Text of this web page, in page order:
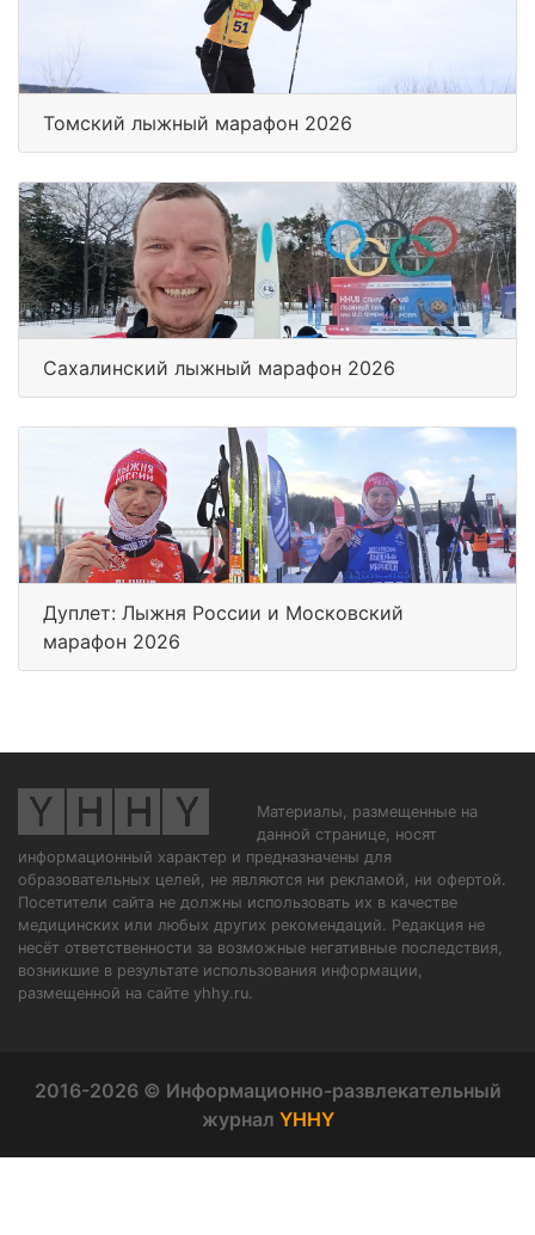
Томский лыжный марафон 2026
Сахалинский лыжный марафон 2026
Дуплет: Лыжня России и Московский
марафон 2026
Материалы, размещенные на
данной странице, носят
информационный характер и предназначены для
образовательных целей, не являются ни рекламой, ни офертой.
Посетители сайта не должны использовать их в качестве
медицинских или любых других рекомендаций. Редакция не
несёт ответственности за возможные негативные последствия,
возникшие в результате использования информации,
размещенной на сайте yhhy.ru.
2016-2026 © Информационно-развлекательный
журнал YHHY